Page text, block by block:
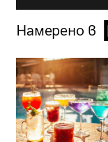
Намерено в